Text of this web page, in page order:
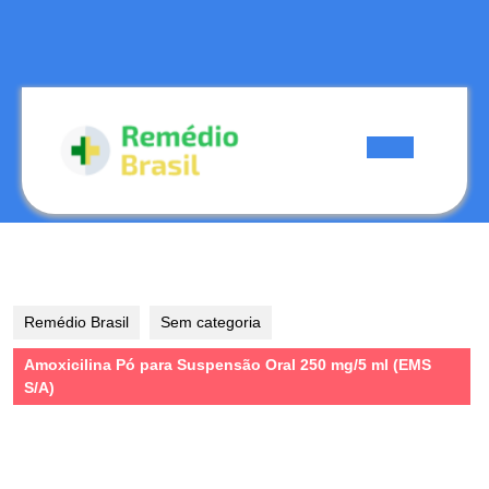
Remédio Brasil Sem categoria
Amoxicilina Pó para Suspensão Oral 250 mg/5 ml (EMS
S/A)